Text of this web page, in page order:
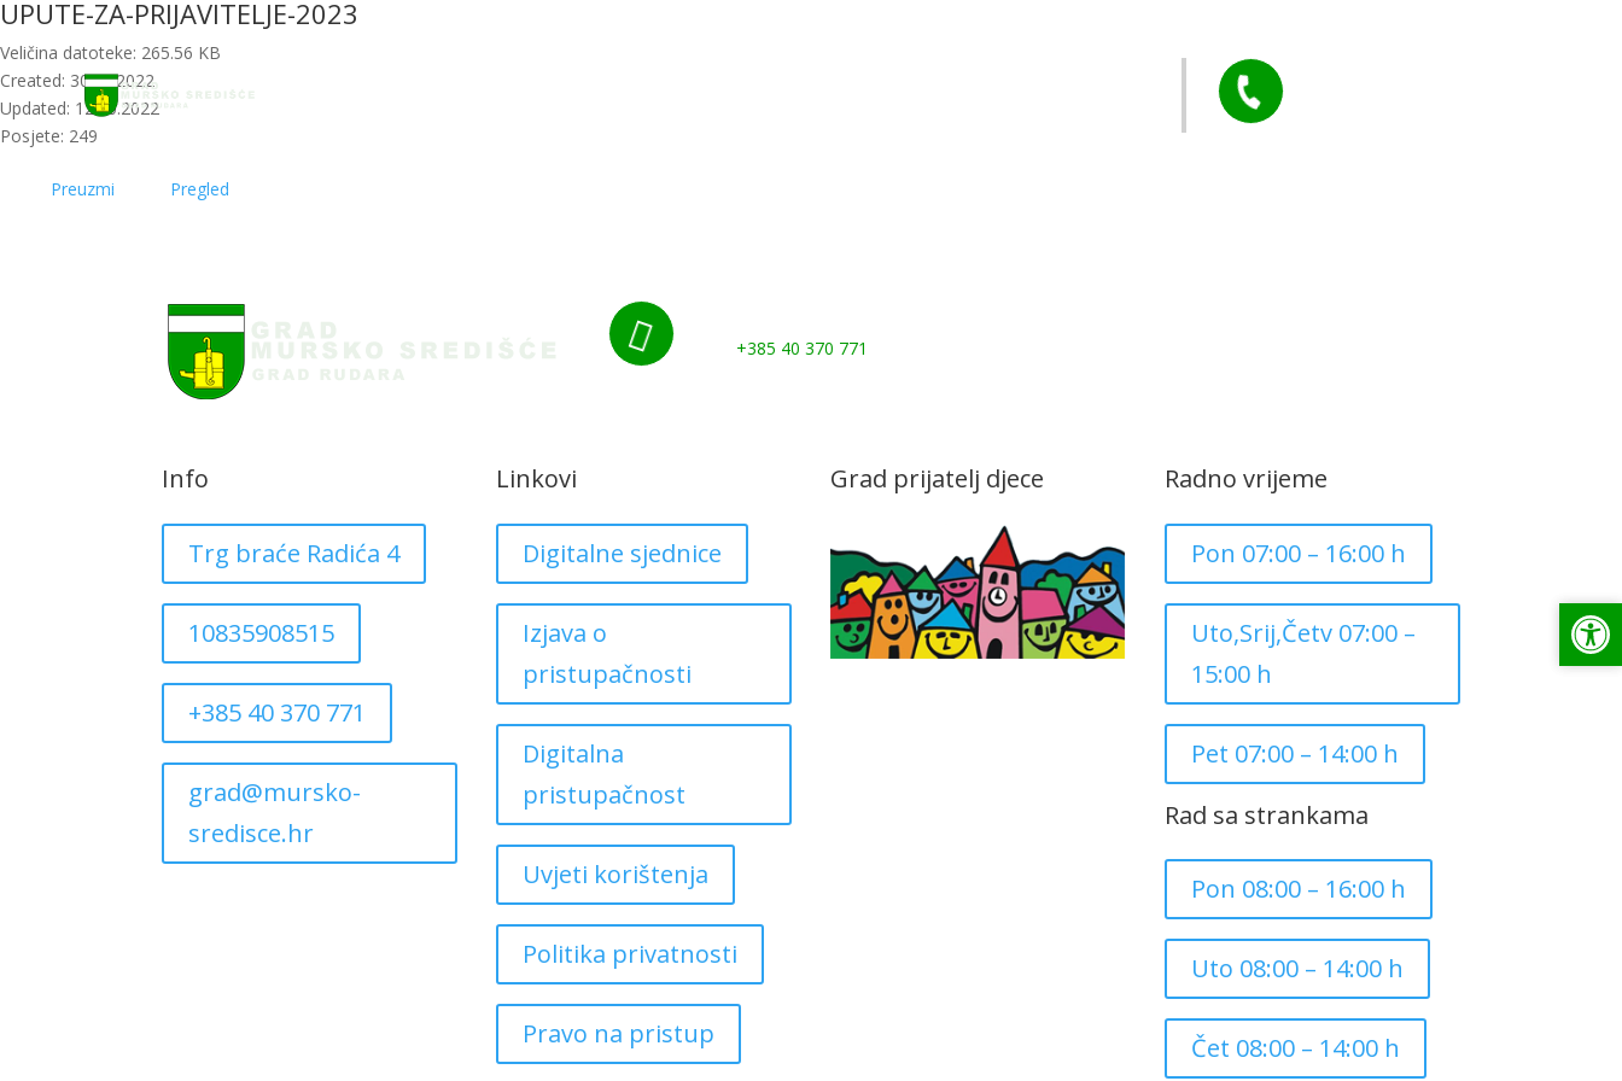

UPUTE-ZA-PRIJAVITELJE-2023
Veličina datoteke: 265.56 KB
Created: 30.09.2022
Updated: 12.10.2022
Posjete: 249
Preuzmi Pregled
 +385 40 370 771
Info
Trg braće Radića 4
10835908515
+385 40 370 771
grad@mursko-
sredisce.hr
Linkovi
Digitalne sjednice
Izjava o
pristupačnosti
Digitalna
pristupačnost
Uvjeti korištenja
Politika privatnosti
Pravo na pristup
Grad prijatelj djece Radno vrijeme
Pon 07:00 – 16:00 h
Uto,Srij,Četv 07:00 –
15:00 h
Pet 07:00 – 14:00 h
Rad sa strankama
Pon 08:00 – 16:00 h
Uto 08:00 – 14:00 h
Čet 08:00 – 14:00 h